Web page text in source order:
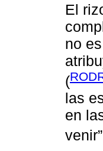
El
no
(
las
en